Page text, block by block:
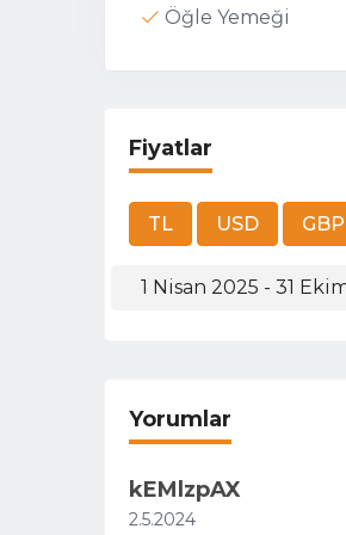
Öğle Yemeği
Fiyatlar
1 Nisan 2025 - 31
Yorumlar
kEMlzpAX
2.5.2024